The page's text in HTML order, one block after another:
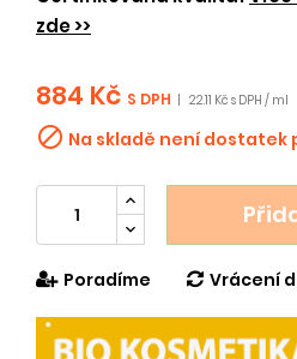
zde >>
884 Kč S DPH 22.11 Kč s DPH / ml
 Na skladě není dostatek
Poradíme Vrácení